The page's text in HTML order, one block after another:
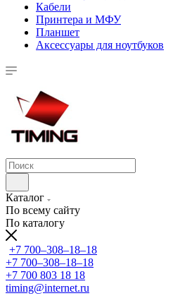
Кабели
Принтера и МФУ
Планшет
Аксессуары для ноутбуков
Каталог
По всему сайту
По каталогу
+7 700‒308‒18‒18
+7 700‒308‒18‒18
+7 700 803 18 18
timing@internet.ru